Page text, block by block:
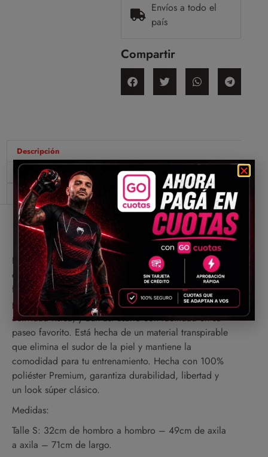
Envíos a todo el
país
Compartir
Descripción
Información adicional
Valoraciones (0)
Descripción
La pieza ha llegado para quienes aman el estilo
clásico y tradicional, pero no renuncian a la
funcionalidad. Es la pieza que ha estado buscando
para evolucionar en el gimnasio o en cualquier
actividad física, y aún así usarlo con facilidad en su
paseo favorito. Está hecha de un material transpirable
que elimina el sudor de la piel y mantiene la
comodidad para tu entrenamiento. Hecha con 100%
poliéster Premium, garantiza durabilidad, libertad y
un look súper clásico.
Medidas:
Talle S: 32cm de hombro a hombro – 49cm de axila
a axila – 71cm de largo.